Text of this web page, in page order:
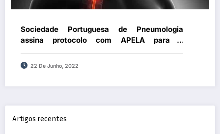
Sociedade Portuguesa de Pneumologia
assina protocolo com APELA para a
prestação de melhores cuidados aos doentes
com Esclerose Lateral Amiotrófica
22 De Junho, 2022
Artigos recentes